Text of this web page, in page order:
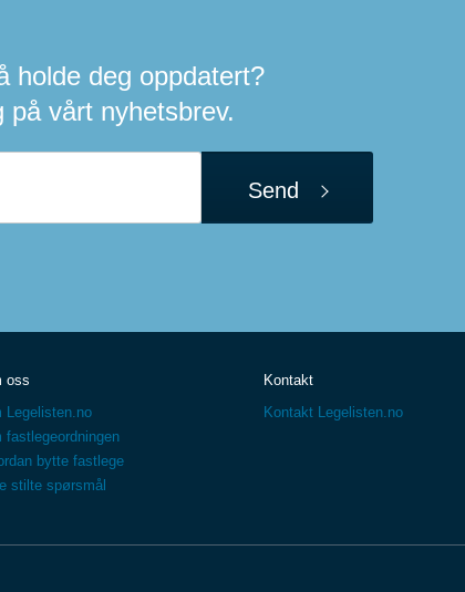
holde deg oppdatert?
på vårt nyhetsbrev.
Send
oss
Legelisten.no
fastlegeordningen
bytte fastlege
stilte spørsmål
Kontakt
Kontakt Legelisten.no